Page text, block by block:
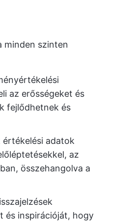
minden szinten
az erősségeket és
fejlődhetnek és
értékelési adatok
az
összehangolva a
és inspirációját, hogy